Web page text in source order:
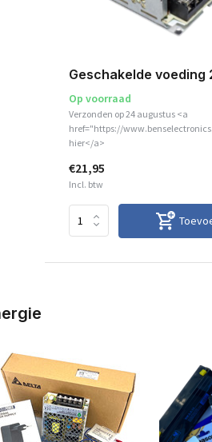
Geschakelde voeding
Op voorraad
Verzonden op 24 augustus <a
href="https://
hier</a>
€21,95
Incl. btw